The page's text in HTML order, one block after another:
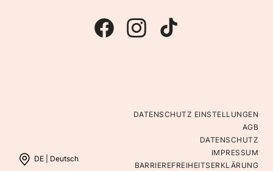
DE | Deutsch
DATENSCHUTZ EINSTELLUNGEN
AGB
DATENSCHUTZ
IMPRESSUM
BARRIEREFREIHEITSERKLÄRUNG